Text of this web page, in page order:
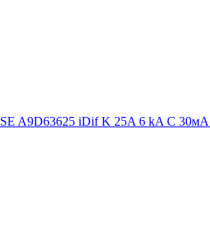
A9D63625 iDif K 25A 6 kA C